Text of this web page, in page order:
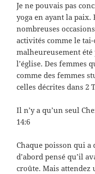
Je ne pouvais pas
yoga en ayant la paix.
nombreuses
activités comme le
malheureusement été
l’église. Des femmes
comme des femmes
celles décrites dans 2
Il n’y a qu’un seul
14:6
Chaque poisson qui a
d’abord pensé qu’il
croûte. Mais attendez